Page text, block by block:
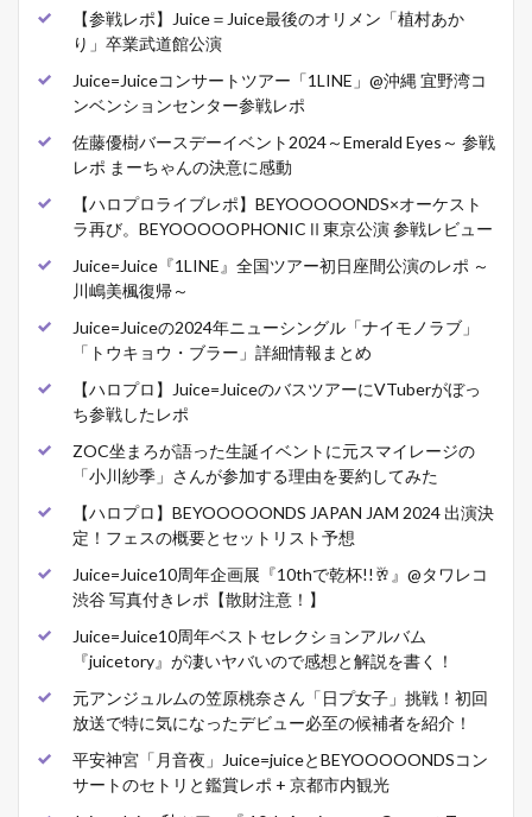
【参戦レポ】Juice＝Juice最後のオリメン「植村あか
り」卒業武道館公演
Juice=Juiceコンサートツアー「1LINE」@沖縄 宜野湾コ
ンベンションセンター参戦レポ
佐藤優樹バースデーイベント2024～Emerald Eyes～ 参戦
レポ まーちゃんの決意に感動
【ハロプロライブレポ】BEYOOOOONDS×オーケスト
ラ再び。BEYOOOOOPHONICⅡ東京公演 参戦レビュー
Juice=Juice『1LINE』全国ツアー初日座間公演のレポ ～
川嶋美楓復帰～
Juice=Juiceの2024年ニューシングル「ナイモノラブ」
「トウキョウ・ブラー」詳細情報まとめ
【ハロプロ】Juice=JuiceのバスツアーにVTuberがぼっ
ち参戦したレポ
ZOC坐まろが語った生誕イベントに元スマイレージの
「小川紗季」さんが参加する理由を要約してみた
【ハロプロ】BEYOOOOONDS JAPAN JAM 2024 出演決
定！フェスの概要とセットリスト予想
Juice=Juice10周年企画展『10thで乾杯!!🥂』@タワレコ
渋谷 写真付きレポ【散財注意！】
Juice=Juice10周年ベストセレクションアルバム
『juicetory』が凄いヤバいので感想と解説を書く！
元アンジュルムの笠原桃奈さん「日プ女子」挑戦！初回
放送で特に気になったデビュー必至の候補者を紹介！
平安神宮「月音夜」Juice=juiceとBEYOOOOONDSコン
サートのセトリと鑑賞レポ + 京都市内観光